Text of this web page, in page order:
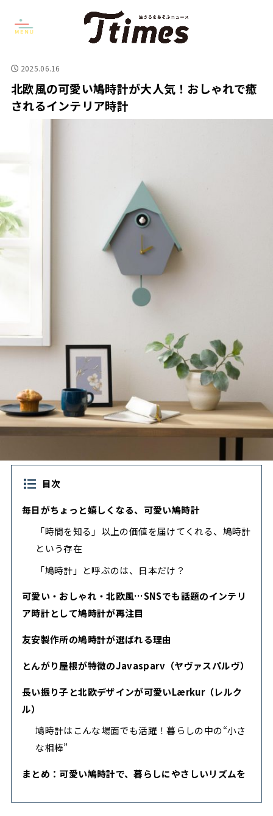
2025.06.16
北欧風の可愛い鳩時計が大人気！おしゃれで癒
されるインテリア時計
目次
毎日がちょっと嬉しくなる、可愛い鳩時計
「時間を知る」以上の価値を届けてくれる、鳩時計
という存在
「鳩時計」と呼ぶのは、日本だけ？
可愛い・おしゃれ・北欧風…SNSでも話題のインテリ
ア時計として鳩時計が再注目
友安製作所の鳩時計が選ばれる理由
とんがり屋根が特徴のJavasparv（ヤヴァスパルヴ）
長い振り子と北欧デザインが可愛いLærkur（レルク
ル）
鳩時計はこんな場面でも活躍！暮らしの中の“小さ
な相棒”
まとめ：可愛い鳩時計で、暮らしにやさしいリズムを